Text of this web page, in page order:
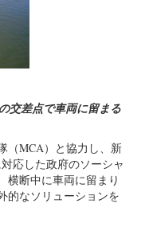
交差点で車両に留まる
（MCA）と協力し、新
応した政府のソーシャ
横断中に車両に留まり
的なソリューションを